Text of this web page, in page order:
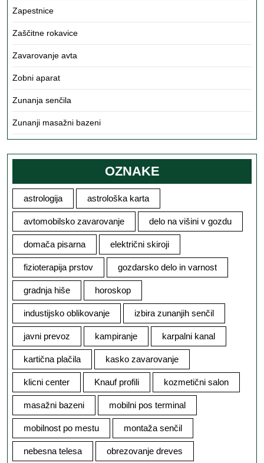
Zapestnice
Zaščitne rokavice
Zavarovanje avta
Zobni aparat
Zunanja senčila
Zunanji masažni bazeni
OZNAKE
astrologija astrološka karta
avtomobilsko zavarovanje delo na višini v gozdu
domača pisarna električni skiroji
fizioterapija prstov gozdarsko delo in varnost
gradnja hiše horoskop
industijsko oblikovanje izbira zunanjih senčil
javni prevoz kampiranje karpalni kanal
kartična plačila kasko zavarovanje
klicni center Knauf profili kozmetični salon
masažni bazeni mobilni pos terminal
mobilnost po mestu montaža senčil
nebesna telesa obrezovanje dreves